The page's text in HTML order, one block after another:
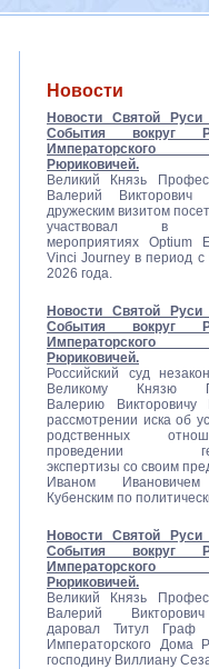
Новости
Новости Святой Руси
События вокруг
Рюриковичей.
Великий Князь
Валерий
дружеским визитом
участвовал в
мероприятиях Optium
Vinci Journey в период
2026 года.
Новости Святой Руси
События вокруг
Рюриковичей.
Российский суд
Великому Князю
Валерию Викторовичу
рассмотрении иска об
родственных
проведении
экспертизы со своим
Иваном
Кубенским по
Новости Святой Руси
События вокруг
Рюриковичей.
Великий Князь
Валерий
даровал Титул Граф
Императорского Дома
господину Виллиану